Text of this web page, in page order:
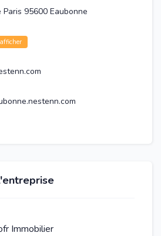
95600 Eaubonne
afficher
Immobilier